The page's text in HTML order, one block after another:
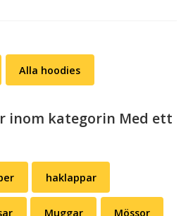
Alla hoodies
inom kategorin Med ett
haklappar
Muggar Mössor